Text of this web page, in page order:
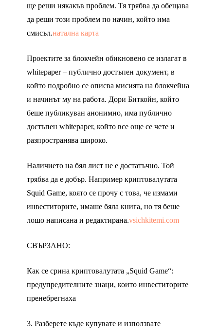
ще реши някакъв проблем. Тя трябва да обещава
да реши този проблем по начин, който има
смисъл.натална карта
Проектите за блокчейн обикновено се излагат в
whitepaper – публично достъпен документ, в
който подробно се описва мисията на блокчейна
и начинът му на работа. Дори Биткойн, който
беше публикуван анонимно, има публично
достъпен whitepaper, който все още се чете и
разпространява широко.
Наличието на бял лист не е достатъчно. Той
трябва да е добър. Например криптовалутата
Squid Game, която се прочу с това, че измами
инвеститорите, имаше бяла книга, но тя беше
лошо написана и редактирана.vsichkitemi.com
СВЪРЗАНО:
Как се срина криптовалутата „Squid Game“:
предупредителните знаци, които инвеститорите
пренебрегнаха
3. Разберете къде купувате и използвате